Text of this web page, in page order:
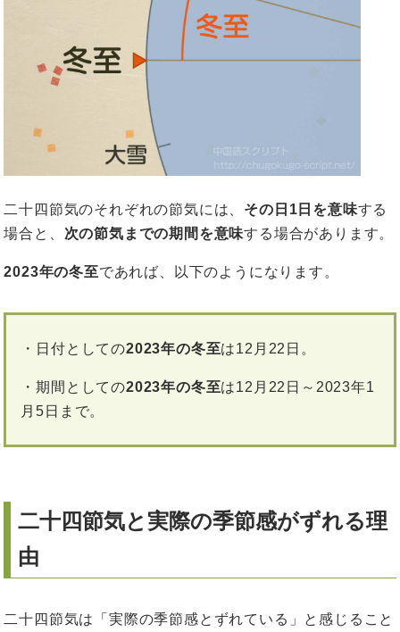
二十四節気のそれぞれの節気には、 その日1日を意味する
場合と、 次の節気までの期間を意味する場合があります。
2023年の冬至であれば、以下のようになります。
・日付としての2023年の冬至は12月22日。
・期間としての2023年の冬至は12月22日～2023年1
月5日まで。
二十四節気と実際の季節感がずれる理
由
二十四節気は「実際の季節感とずれている」と感じること